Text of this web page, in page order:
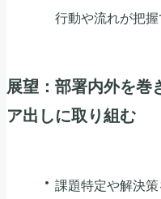
行動や流れが把
展望：部署内外を巻
ア出しに取り組む
課題特定や解決